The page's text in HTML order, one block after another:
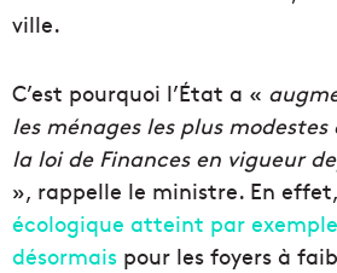
ville.
C’est pourquoi l’État a «
les ménages les plus
la loi de Finances en vigueur
», rappelle le ministre. En effet,
écologique atteint par
désormais pour les foyers à